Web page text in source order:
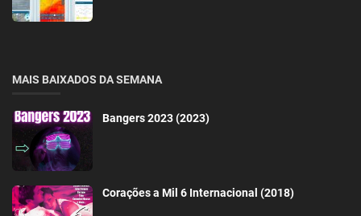
MAIS BAIXADOS DA SEMANA
Bangers 2023 (2023)
Corações a Mil 6 Internacional (2018)